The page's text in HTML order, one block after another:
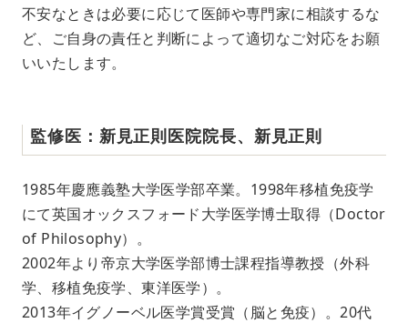
不安なときは必要に応じて医師や専門家に相談するな
ど、ご自身の責任と判断によって適切なご対応をお願
いいたします。
監修医：新見正則医院院長、新見正則
1985年慶應義塾大学医学部卒業。1998年移植免疫学
にて英国オックスフォード大学医学博士取得（Doctor
of Philosophy）。
2002年より帝京大学医学部博士課程指導教授（外科
学、移植免疫学、東洋医学）。
2013年イグノーベル医学賞受賞（脳と免疫）。20代